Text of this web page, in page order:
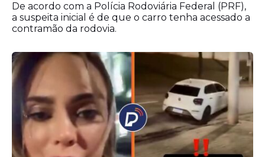
De acordo com a Polícia Rodoviária Federal (PRF),
a suspeita inicial é de que o carro tenha acessado a
contramão da rodovia.